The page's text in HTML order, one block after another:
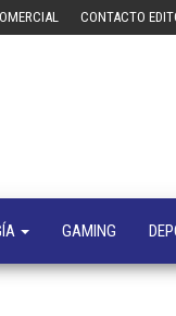
CONTACTO
GAMING